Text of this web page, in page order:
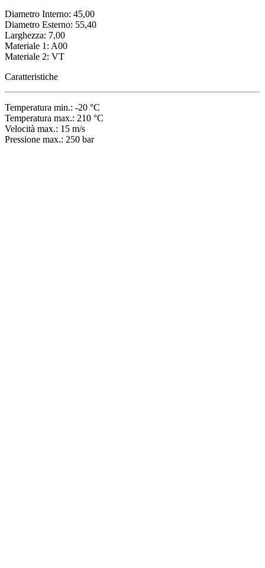
Diametro Interno: 45,00
Diametro Esterno: 55,40
Larghezza: 7,00
Materiale 1: A00
Materiale 2: VT
Caratteristiche
Temperatura min.: -20 °C
Temperatura max.: 210 °C
Velocità max.: 15 m/s
Pressione max.: 250 bar